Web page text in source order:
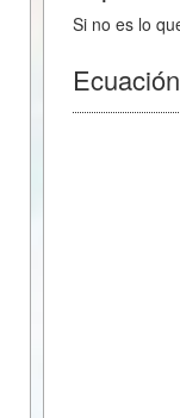
Si no es lo